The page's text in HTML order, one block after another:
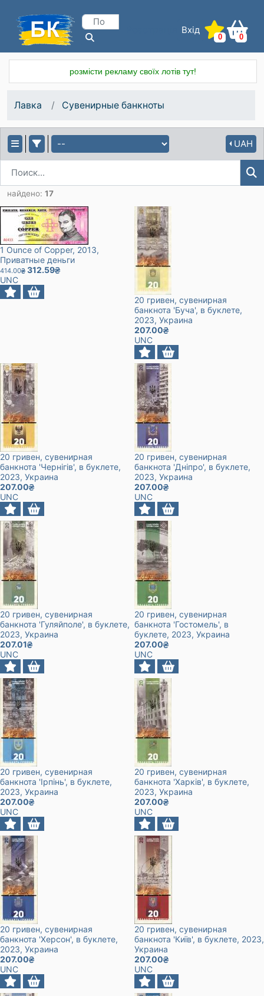
Вхід
0 0
розмісти рекламу своїх лотів тут!
Лавка Сувенирные банкноты
UAH
найдено: 17
1 Ounce of Copper, 2013,
Приватные деньги
414.00
312.59
UNC
20 гривен, сувенирная
банкнота 'Буча', в буклете,
2023, Украина
207.00
UNC
20 гривен, сувенирная
банкнота 'Чернігів', в буклете,
2023, Украина
207.00
UNC
20 гривен, сувенирная
банкнота 'Дніпро', в буклете,
2023, Украина
207.00
UNC
20 гривен, сувенирная
банкнота 'Гуляйполе', в буклете,
2023, Украина
207.01
UNC
20 гривен, сувенирная
банкнота 'Гостомель', в
буклете, 2023, Украина
207.00
UNC
20 гривен, сувенирная
банкнота 'Ірпінь', в буклете,
2023, Украина
207.00
UNC
20 гривен, сувенирная
банкнота 'Харків', в буклете,
2023, Украина
207.00
UNC
20 гривен, сувенирная
банкнота 'Херсон', в буклете,
2023, Украина
207.00
UNC
20 гривен, сувенирная
банкнота 'Київ', в буклете, 2023,
Украина
207.00
UNC